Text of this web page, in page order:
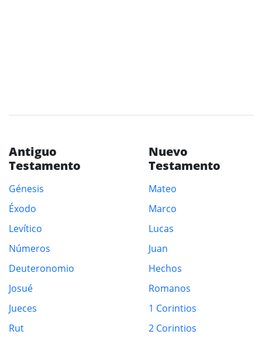
Antiguo
Testamento
Génesis
Éxodo
Levítico
Números
Deuteronomio
Josué
Jueces
Rut
Nuevo
Testamento
Mateo
Marco
Lucas
Juan
Hechos
Romanos
1 Corintios
2 Corintios